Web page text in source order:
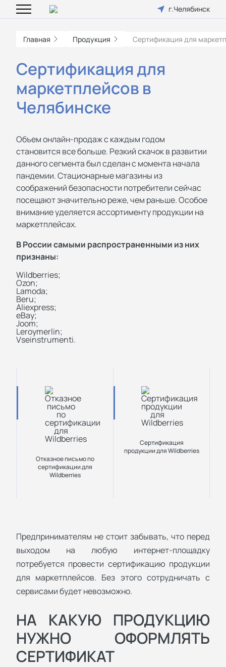
г.Челябинск
Главная Продукция Сертификация для
Сертификация для
маркетплейсов в
Челябинске
Объем онлайн-продаж с каждым годом
становится все больше. Резкий скачок в развитии
данного сегмента был сделан с момента начала
пандемии. Стационарные магазины из
соображений безопасности потребители сейчас
посещают значительно реже, чем раньше. Особое
внимание уделяется ассортименту продукции на
маркетплейсах.
В России самыми распространенными из них
признаны:
Wildberries;
Ozon;
Lamoda;
Beru;
Aliexpress;
eBay;
Joom;
Leroymerlin;
Vseinstrumenti.
Отказное письмо по
сертификации для
Wildberries
Сертификация
продукции для Wildberries
Предпринимателям не стоит забывать, что перед
выходом на любую интернет-площадку
потребуется провести сертификацию продукции
для маркетплейсов. Без этого сотрудничать с
сервисами будет невозможно.
НА КАКУЮ ПРОДУКЦИЮ
НУЖНО ОФОРМЛЯТЬ
СЕРТИФИКАТ